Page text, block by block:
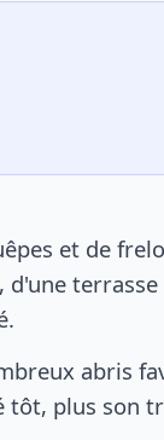
et de
terrasse
abris
tôt, plus son